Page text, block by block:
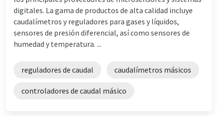
digitales. La gama de productos de alta calidad incluye
caudalímetros y reguladores para gases y líquidos,
sensores de presión diferencial, así como sensores de
humedad y temperatura. ...
reguladores de caudal caudalímetros másicos
controladores de caudal másico